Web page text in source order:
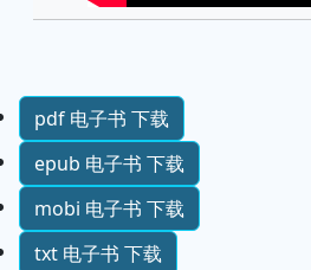
pdf 电子书 下载
epub 电子书 下载
mobi 电子书 下载
txt 电子书 下载